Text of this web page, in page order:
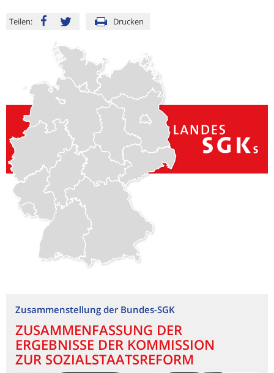
Teilen: Drucken
Zusammenstellung der Bundes-SGK
ZUSAMMENFASSUNG DER
ERGEBNISSE DER KOMMISSION
ZUR SOZIALSTAATSREFORM